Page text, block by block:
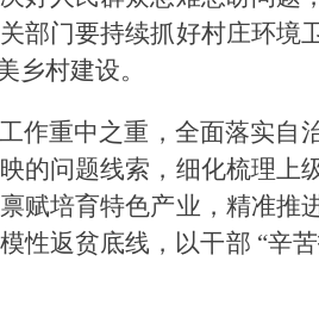
部门要持续抓好村庄环境
乡村建设。
作重中之重， 全面落实自
的问题线索，细化梳理上
赋培育特色产业，精准推
性返贫底线， 以干部 “辛